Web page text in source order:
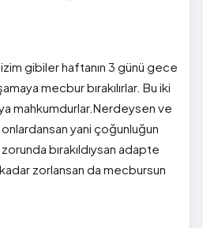
gibiler haftanın 3 günü gece
mecbur bırakılırlar. Bu iki
mahkumdurlar.Nerdeysen ve
yani çoğunluğun
bırakıldıysan adapte
zorlansan da mecbursun